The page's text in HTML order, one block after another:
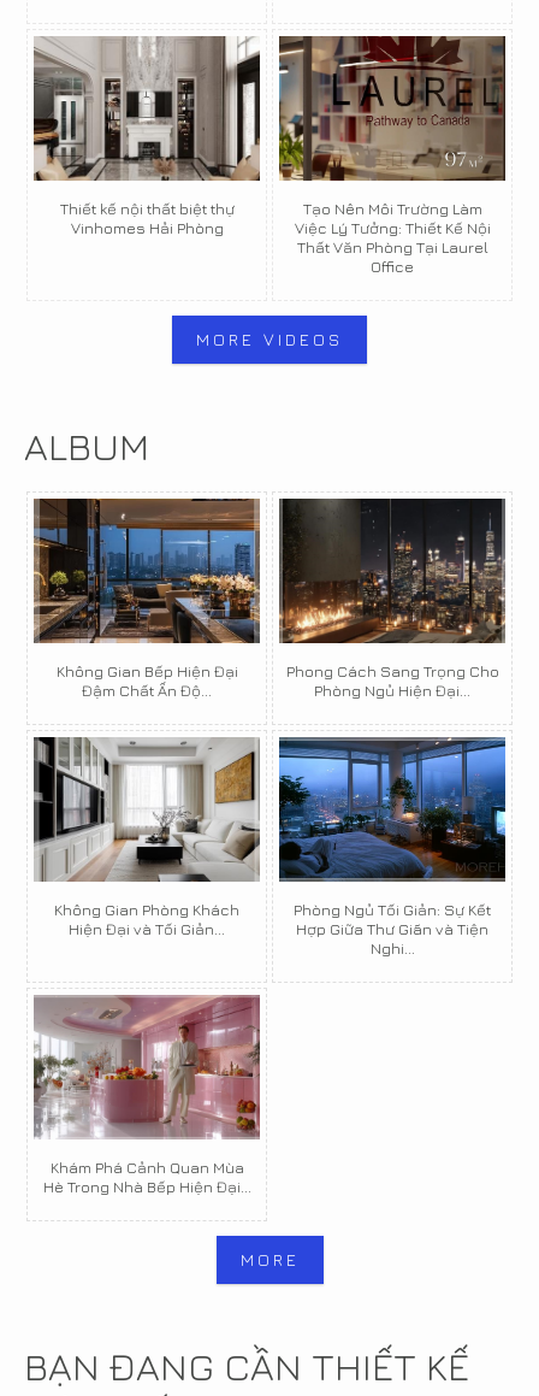
Thiết kế nội thất biệt thự
Vinhomes Hải Phòng
Tạo Nên Môi Trường Làm
Việc Lý Tưởng: Thiết Kế Nội
Thất Văn Phòng Tại Laurel
Office
MORE VIDEOS
ALBUM
Không Gian Bếp Hiện Đại
Đậm Chất Ấn Độ...
Phong Cách Sang Trọng Cho
Phòng Ngủ Hiện Đại...
Không Gian Phòng Khách
Hiện Đại và Tối Giản...
Phòng Ngủ Tối Giản: Sự Kết
Hợp Giữa Thư Giãn và Tiện
Nghi...
Khám Phá Cảnh Quan Mùa
Hè Trong Nhà Bếp Hiện Đại...
MORE
BẠN ĐANG CẦN THIẾT KẾ